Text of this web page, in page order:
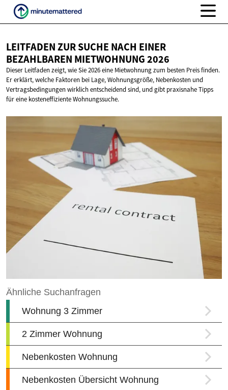
LEITFADEN ZUR SUCHE NACH EINER
BEZAHLBAREN MIETWOHNUNG 2026
Dieser Leitfaden zeigt, wie Sie 2026 eine Mietwohnung zum besten Preis finden.
Er erklärt, welche Faktoren bei Lage, Wohnungsgröße, Nebenkosten und
Vertragsbedingungen wirklich entscheidend sind, und gibt praxisnahe Tipps
für eine kosteneffiziente Wohnungssuche.